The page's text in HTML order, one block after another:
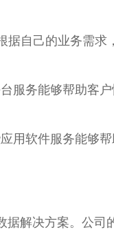
自己的业务需求
服务能够帮助客
用软件服务能够
解决方案。公司